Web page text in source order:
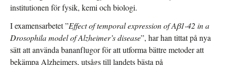
institutionen för fysik, kemi och biologi.
I examensarbetet ”Effect of temporal expression of Aβ1-42 in a
Drosophila model of Alzheimer’s disease”, har han tittat på nya
sätt att använda bananflugor för att utforma bättre metoder att
bekämpa Alzheimers, utsågs till landets bästa på